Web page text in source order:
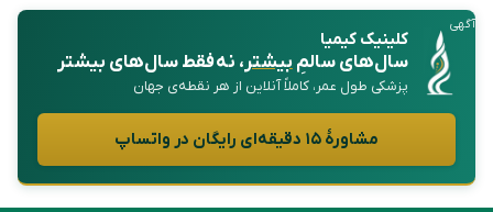
آگهی
کلینیک کیمیا
سال‌های سالمِبیشتر، نه فقط سال‌های بیشتر
پزشکی طول عمر، کاملاً آنلاین از هر نقطه‌ی جهان
مشاورهٔ ۱۵ دقیقه‌ای رایگان در واتساپ